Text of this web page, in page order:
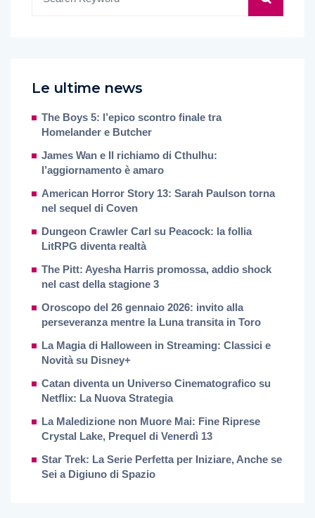
Le ultime news
The Boys 5: l’epico scontro finale tra
Homelander e Butcher
James Wan e Il richiamo di Cthulhu:
l’aggiornamento è amaro
American Horror Story 13: Sarah Paulson torna
nel sequel di Coven
Dungeon Crawler Carl su Peacock: la follia
LitRPG diventa realtà
The Pitt: Ayesha Harris promossa, addio shock
nel cast della stagione 3
Oroscopo del 26 gennaio 2026: invito alla
perseveranza mentre la Luna transita in Toro
La Magia di Halloween in Streaming: Classici e
Novità su Disney+
Catan diventa un Universo Cinematografico su
Netflix: La Nuova Strategia
La Maledizione non Muore Mai: Fine Riprese
Crystal Lake, Prequel di Venerdì 13
Star Trek: La Serie Perfetta per Iniziare, Anche se
Sei a Digiuno di Spazio